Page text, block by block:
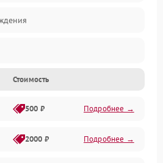
Стоимость
500 ₽ Подробнее →
2000 ₽ Подробнее →